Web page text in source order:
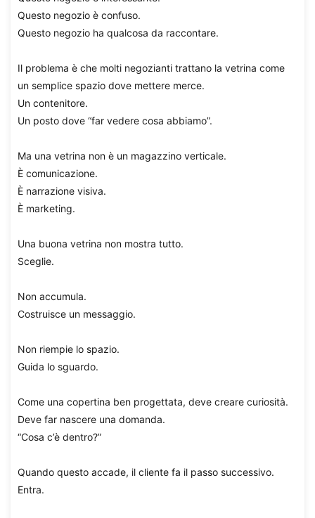
Questo negozio è confuso.
Questo negozio ha qualcosa da raccontare.
Il problema è che molti negozianti trattano la vetrina come
un semplice spazio dove mettere merce.
Un contenitore.
Un posto dove “far vedere cosa abbiamo”.
Ma una vetrina non è un magazzino verticale.
È comunicazione.
È narrazione visiva.
È marketing.
Una buona vetrina non mostra tutto.
Sceglie.
Non accumula.
Costruisce un messaggio.
Non riempie lo spazio.
Guida lo sguardo.
Come una copertina ben progettata, deve creare curiosità.
Deve far nascere una domanda.
“Cosa c’è dentro?”
Quando questo accade, il cliente fa il passo successivo.
Entra.